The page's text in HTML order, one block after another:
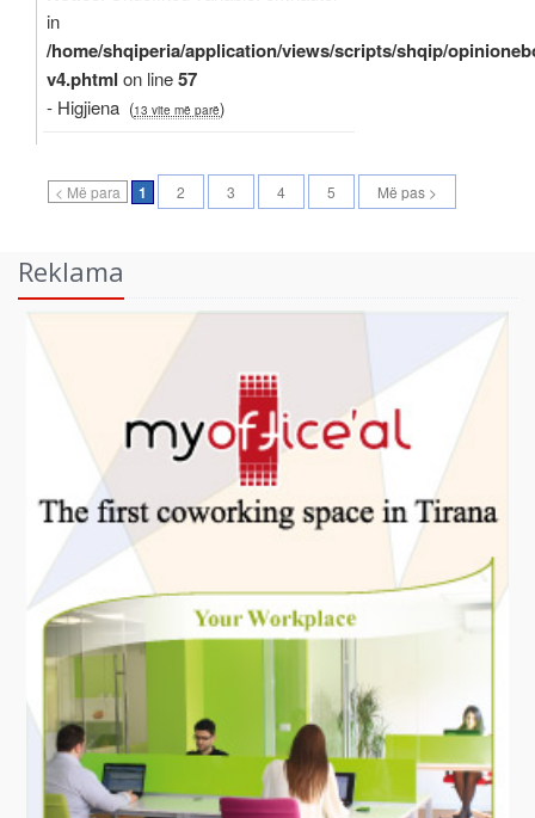
in
/home/shqiperia/application/views/scripts/shqip/
v4.phtml on line57
- Higjiena (13 vite më parë)
< Më para 1 2 3 4 5 Më pas >
Reklama